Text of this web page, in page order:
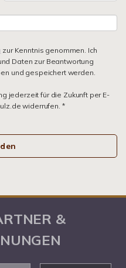
zur Kenntnis genommen. Ich
Daten zur Beantwortung
und gespeichert werden.
jederzeit für die Zukunft per E-
widerrufen. *
&